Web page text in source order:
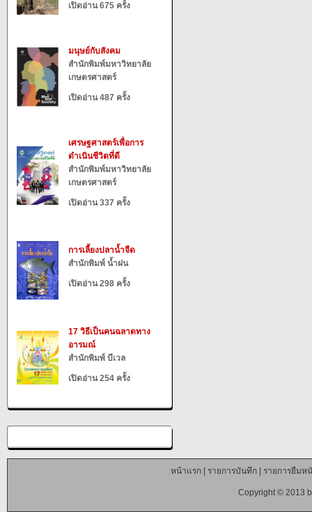
เปิดอ่าน 675 ครั้ง
มนุษย์กับสังคม
สำนักพิมพ์มหาวิทยาลัย
เกษตรศาสตร์
เปิดอ่าน 487 ครั้ง
เศรษฐศาสตร์เพื่อการ
ดำเนินชีวิตที่ดี
สำนักพิมพ์มหาวิทยาลัย
เกษตรศาสตร์
เปิดอ่าน 337 ครั้ง
การเลี้ยงปลาน้ำจืด
สำนักพิมพ์ น้ำฝน
เปิดอ่าน 298 ครั้ง
17 วิธีเป็นคนฉลาดทาง
อารมณ์
สำนักพิมพ์ บีเวล
เปิดอ่าน 254 ครั้ง
หน้าแรก| รายการบันทึก| รายการยืมห
Copyright © 2013